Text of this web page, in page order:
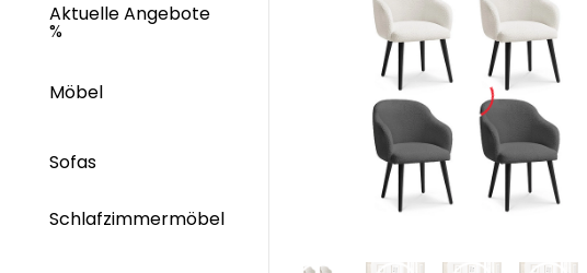
Aktuelle Angebote
%
Möbel
Sofas
Schlafzimmermöbel